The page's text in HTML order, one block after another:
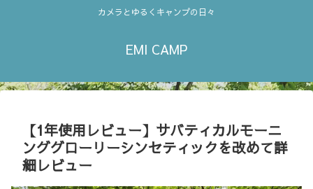
カメラとゆるくキャンプの日々
EMI CAMP
【1年使用レビュー】サバティカルモーニ
ンググローリーシンセティックを改めて詳
細レビュー